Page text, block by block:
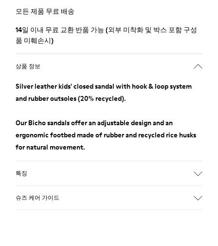
모든 제품 무료 배송
14일 이내 무료 교환 반품 가능 (외부 미착화 및 박스 포함 구성
품 미훼손시)
상품 정보
Silver leather kids' closed sandal with hook & loop system
and rubber outsoles (20% recycled).
Our Bicho sandals offer an adjustable design and an
ergonomic footbed made of rubber and recycled rice husks
for natural movement.
특징
Leather
슈즈 케어 가이드